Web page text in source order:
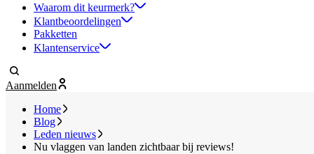
Waarom dit keurmerk?
Klantbeoordelingen
Pakketten
Klantenservice
Aanmelden
Home
Blog
Leden nieuws
Nu vlaggen van landen zichtbaar bij reviews!